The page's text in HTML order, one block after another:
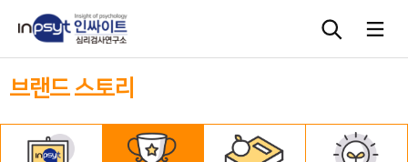
심리검사
브랜드 스토리